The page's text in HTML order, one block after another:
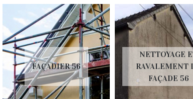
FAÇADIER 56
NETTOYAGE
RAVALEMENT
FAÇADE 56